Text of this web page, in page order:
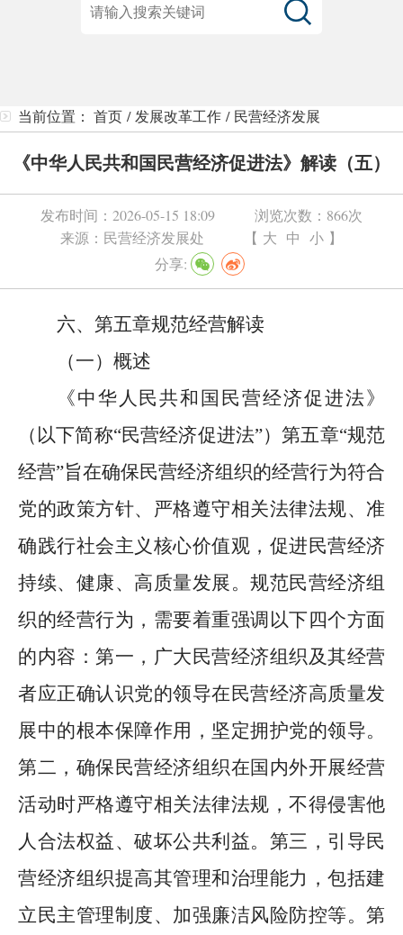
当前位置： 首页 / 发展改革工作 / 民营经济发展
《中华人民共和国民营经济促进法》解读（五）
发布时间： 2026-05-15 18:09 浏览次数： 866次
来源： 民营经济发展处 【 大 中 小 】
分享:
六、第五章规范经营解读
（一）概述
《中华人民共和国民营经济促进法》
（以下简称“民营经济促进法”）第五章“规范
经营”旨在确保民营经济组织的经营行为符合
党的政策方针、严格遵守相关法律法规、准
确践行社会主义核心价值观，促进民营经济
持续、健康、高质量发展。规范民营经济组
织的经营行为，需要着重强调以下四个方面
的内容：第一，广大民营经济组织及其经营
者应正确认识党的领导在民营经济高质量发
展中的根本保障作用，坚定拥护党的领导。
第二，确保民营经济组织在国内外开展经营
活动时严格遵守相关法律法规，不得侵害他
人合法权益、破坏公共利益。第三，引导民
营经济组织提高其管理和治理能力，包括建
立民主管理制度、加强廉洁风险防控等。第